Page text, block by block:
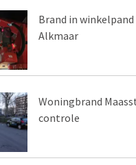
Brand in
Alkmaar
Woningbrand
controle